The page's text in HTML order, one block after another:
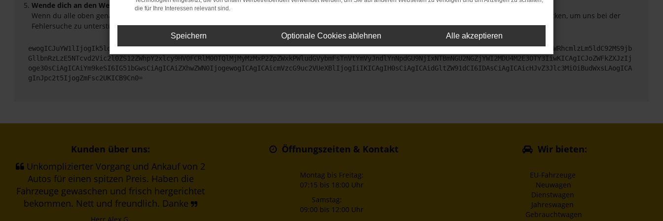
Wende dich an den Webseitenbetreiber.
Wenn du alle oben genannten Schritte versucht hast, kontaktiere uns bitte. Wir werden versuchen, das Problem zu beheben. Du kannst uns diesen Text schicken, um uns bei der
Fehlersuche zu unterstützen:
ewogICJuYW1lIjogIk5ldHdvcmtFcnJvciIsCiAgImNvbmZpZyI6IHsKICAgICJtZXRob2QiOiAiR0VUIiwKICAgICJ1cmwiOiAiaHR0cHM6Ly9hcGkueC5ha3MtcHJvZC5hdWRhcmlzLm5ldC92MS9jb
GllbnRzLzE5NTcvd2Vic2l0ZS12ZWhpY2xlcy9HV0FCRlM0OTQlMjMyMzMxP2ZpZWxkPWludGVybmFsTnVtYmVyJndlYnNpdGU9NjIxNTBmNGU2NGZjYWI2MDU4M2E3OTY3IiwKICAgICJoZWFkZXJzIj
oge30sCiAgICAiYm9keSI6IG51bGwsCiAgICAiZXhwZWN0IjogewogICAgICAicmVzcG9uc2VUeXBlIjogIiIKICAgIH0sCiAgICAidGltZW91dCI6IDAsCiAgICAicHJvZ3Jlc3MiOiBudWxsLAogICA
gInJpc2t5IjogZmFsc2UKICB9Cn0=
Kunden über uns:
Unkomplizierter Vorgang und Ankauf von 2
Autos für einen spitzen Preis. Haben die
Fahrzeuge gewaschen und frisch hergerichtet
bekommen. Nett und freundlich. Danke
Öffnungszeiten & Kontakt
Montag bis Freitag:
07:15 bis 18:00 Uhr
Samstag:
09:00 bis 12:00 Uhr
Wir bieten:
EU-Fahrzeuge
Neuwagen
Dienstwagen
Jahreswagen
Gebrauchtwagen
die für Ihre Interessen relevant sind.
Speichern Optionale Cookies ablehnen Alle akzeptieren